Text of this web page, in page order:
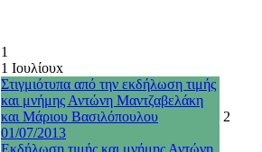
1
1 Ιουλίουx
Στιγμιότυπα από την εκδήλωση τιμής
και μνήμης Αντώνη Μαντζαβελάκη
και Μάριου Βασιλόπουλου
01/07/2013
Εκδήλωση τιμής και μνήμης Αντώνη
2